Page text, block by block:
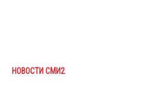
НОВОСТИ СМИ2